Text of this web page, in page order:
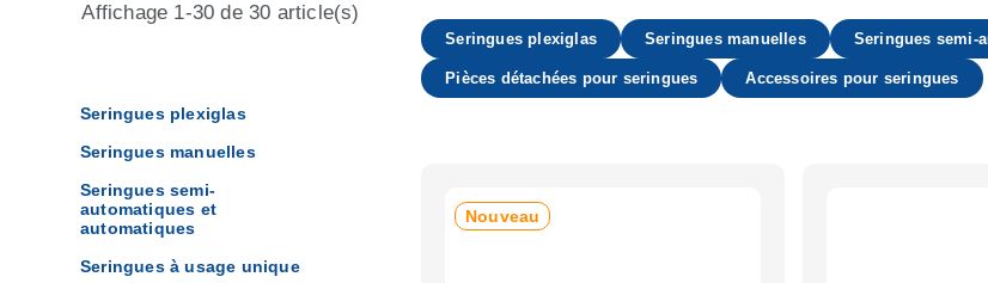
Affichage 1-30 de 30 article(s)
Seringues plexiglas
Seringues manuelles
Seringues semi-
automatiques et
automatiques
Seringues à usage unique
Seringues plexiglas Seringues manuelles Seringues semi-
Pièces détachées pour seringues Accessoires pour seringues
Nouveau